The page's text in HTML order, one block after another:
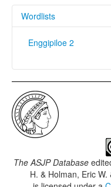
Wordlists
Enggipiloe 2
The ASJP Database
H. & Holman, Eric